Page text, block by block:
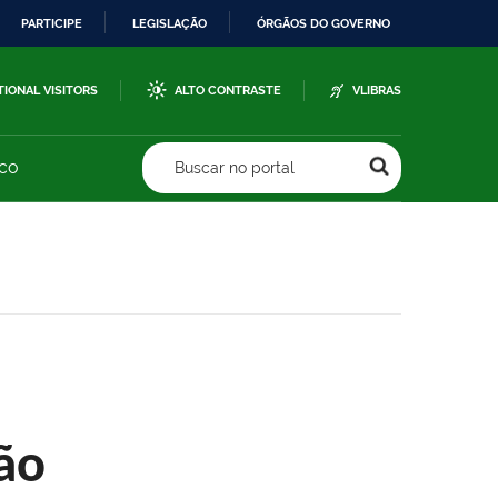
PARTICIPE LEGISLAÇÃO ÓRGÃOS DO GOVERNO
VISITORS ALTO CONTRASTE VLIBRAS
Buscar no portal